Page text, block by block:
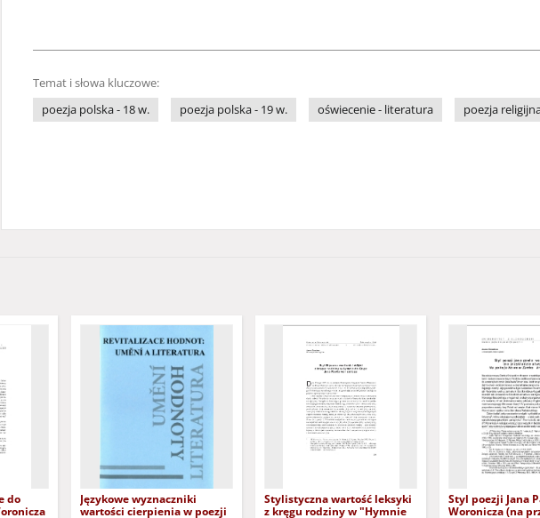
Temat i słowa kluczowe:
poezja polska - 18 w.
poezja polska - 19 w. oświecenie - literatura poezja
do
Językowe wyznaczniki
wartości cierpienia w poezji
Stylistyczna wartość leksyki
z kręgu rodziny w "Hymnie
Styl poezji Jana
Woronicza (na